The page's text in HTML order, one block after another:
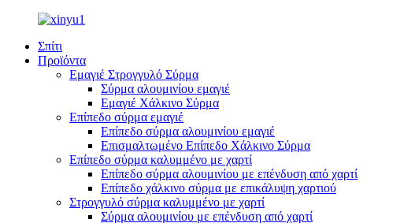
Σπίτι
Προϊόντα
Εμαγιέ Στρογγυλό Σύρμα
Σύρμα αλουμινίου εμαγιέ
Εμαγιέ Χάλκινο Σύρμα
Επίπεδο σύρμα εμαγιέ
Επίπεδο σύρμα αλουμινίου εμαγιέ
Επισμαλτωμένο Επίπεδο Χάλκινο Σύρμα
Επίπεδο σύρμα καλυμμένο με χαρτί
Επίπεδο σύρμα αλουμινίου με επένδυση από χαρτί
Επίπεδο χάλκινο σύρμα με επικάλυψη χαρτιού
Στρογγυλό σύρμα καλυμμένο με χαρτί
Σύρμα αλουμινίου με επένδυση από χαρτί